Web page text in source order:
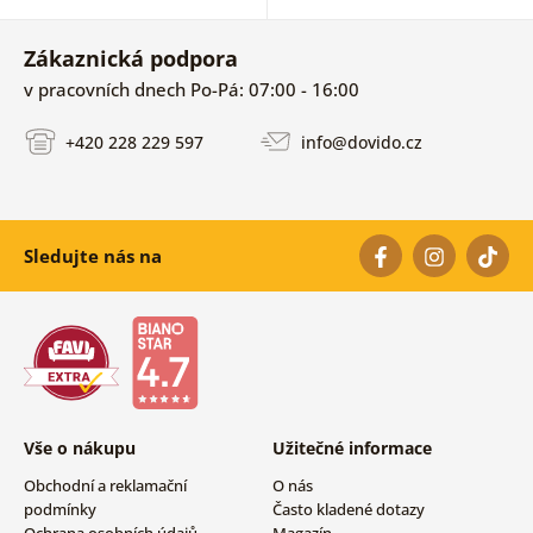
Zákaznická podpora
v pracovních dnech Po-Pá: 07:00 - 16:00
+420 228 229 597 info@dovido.cz
Sledujte nás na
Vše o nákupu
Obchodní a reklamační
podmínky
Užitečné informace
O nás
Často kladené dotazy